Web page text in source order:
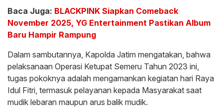
Baca Juga: BLACKPINK Siapkan Comeback
November 2025, YG Entertainment Pastikan Album
Baru Hampir Rampung
Dalam sambutannya, Kapolda Jatim mengatakan, bahwa
pelaksanaan Operasi Ketupat Semeru Tahun 2023 ini,
tugas pokoknya adalah mengamankan kegiatan hari Raya
Idul Fitri, termasuk pelayanan kepada Masyarakat saat
mudik lebaran maupun arus balik mudik.